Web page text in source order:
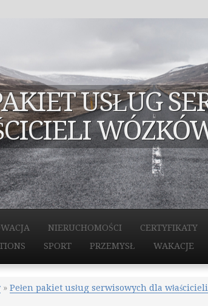
USŁUG
NIERUCHOMOŚCI CERTYFIKATY
SPORT PRZEMYSŁ WAKACJE
» Pełen pakiet usług serwisowych dla